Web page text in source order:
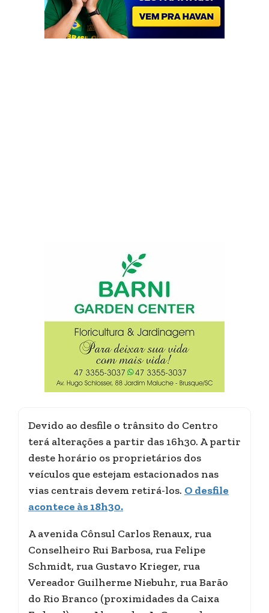
Devido ao desfile o trânsito do Centro
terá alterações a partir das 16h30. A partir
deste horário os proprietários dos
veículos que estejam estacionados nas
vias centrais devem retirá-los. O desfile
acontece às 18h30.
A avenida Cônsul Carlos Renaux, rua
Conselheiro Rui Barbosa, rua Felipe
Schmidt, rua Gustavo Krieger, rua
Vereador Guilherme Niebuhr, rua Barão
do Rio Branco (proximidades da Caixa